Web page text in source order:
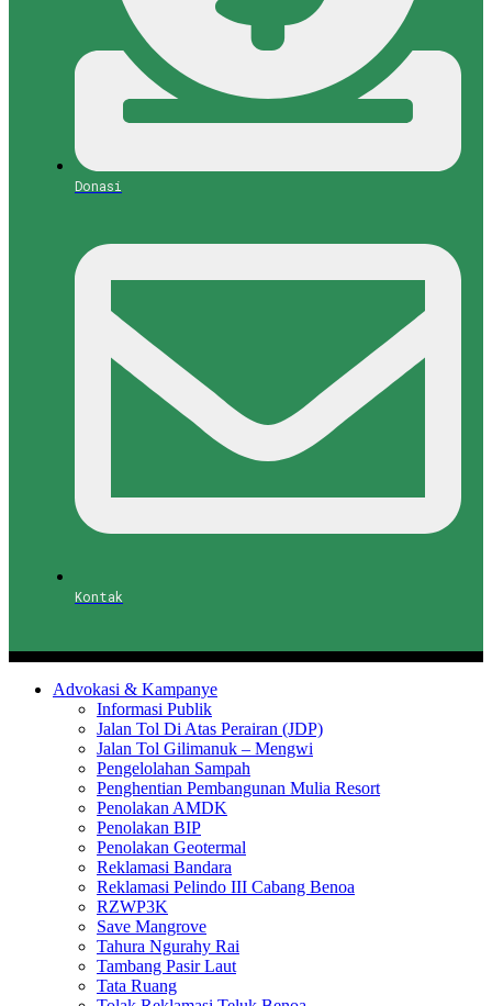
Donasi
Kontak
Advokasi & Kampanye
Informasi Publik
Jalan Tol Di Atas Perairan (JDP)
Jalan Tol Gilimanuk – Mengwi
Pengelolahan Sampah
Penghentian Pembangunan Mulia Resort
Penolakan AMDK
Penolakan BIP
Penolakan Geotermal
Reklamasi Bandara
Reklamasi Pelindo III Cabang Benoa
RZWP3K
Save Mangrove
Tahura Ngurahy Rai
Tambang Pasir Laut
Tata Ruang